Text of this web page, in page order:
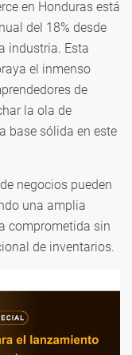
en Honduras está
del 18% desde
industria. Esta
el inmenso
de
la ola de
base sólida en este
negocios pueden
una amplia
comprometida sin
de inventarios.